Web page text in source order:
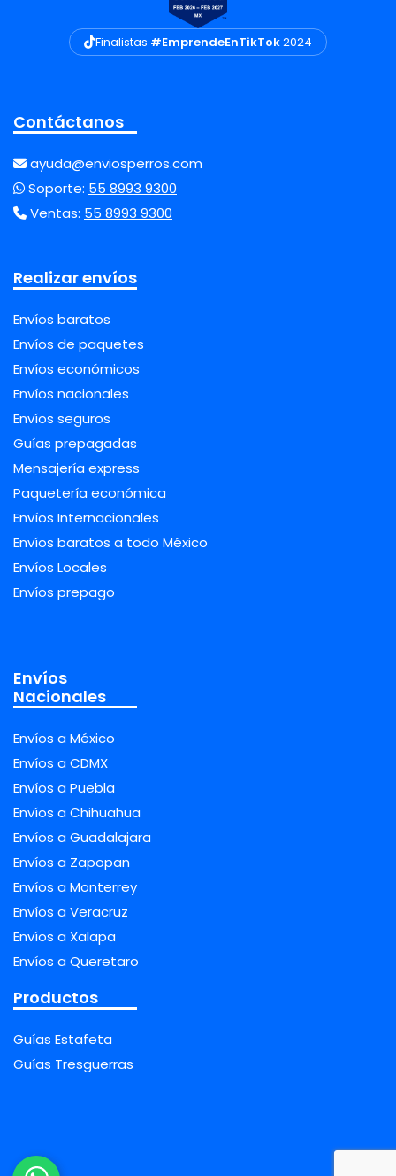
Finalistas #EmprendeEnTikTok2024
Contáctanos
ayuda@enviosperros.com
Soporte: 55 8993 9300
Ventas: 55 8993 9300
Realizar envíos
Envíos baratos
Envíos de paquetes
Envíos económicos
Envíos nacionales
Envíos seguros
Guías prepagadas
Mensajería express
Paquetería económica
Envíos Internacionales
Envíos baratos a todo México
Envíos Locales
Envíos prepago
Envíos
Nacionales
Envíos a México
Envíos a CDMX
Envíos a Puebla
Envíos a Chihuahua
Envíos a Guadalajara
Envíos a Zapopan
Envíos a Monterrey
Envíos a Veracruz
Envíos a Xalapa
Envíos a Queretaro
Productos
Guías Estafeta
Guías Tresguerras